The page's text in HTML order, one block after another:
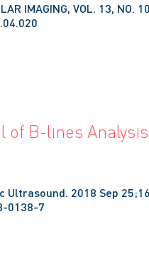
IMAGING, VOL. 13, NO.
of B-lines
Ultrasound. 2018 Sep
0138-7